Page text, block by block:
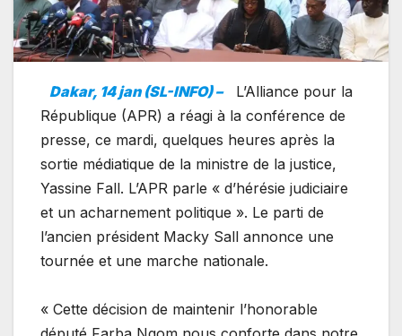
Dakar, 14 jan (SL-INFO) –
L’Alliance pour la
République (APR) a réagi à la conférence de
presse, ce mardi, quelques heures après la
sortie médiatique de la ministre de la justice,
Yassine Fall. L’APR parle « d’hérésie judiciaire
et un acharnement politique ». Le parti de
l’ancien président Macky Sall annonce une
tournée et une marche nationale.
« Cette décision de maintenir l’honorable